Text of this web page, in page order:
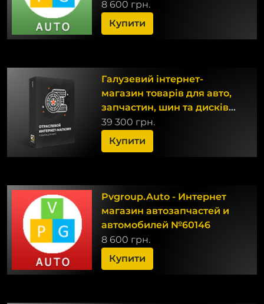
8 600 грн.
Купити
Галузевий інтернет-
магазин товарів для авто,
запчастин, шин та дисків
«Auto-market 2.0»
39 300 грн.
Купити
Pvgroup.Auto - Интернет
магазин автозапчастей и
автомобилей №60146
8 600 грн.
Купити